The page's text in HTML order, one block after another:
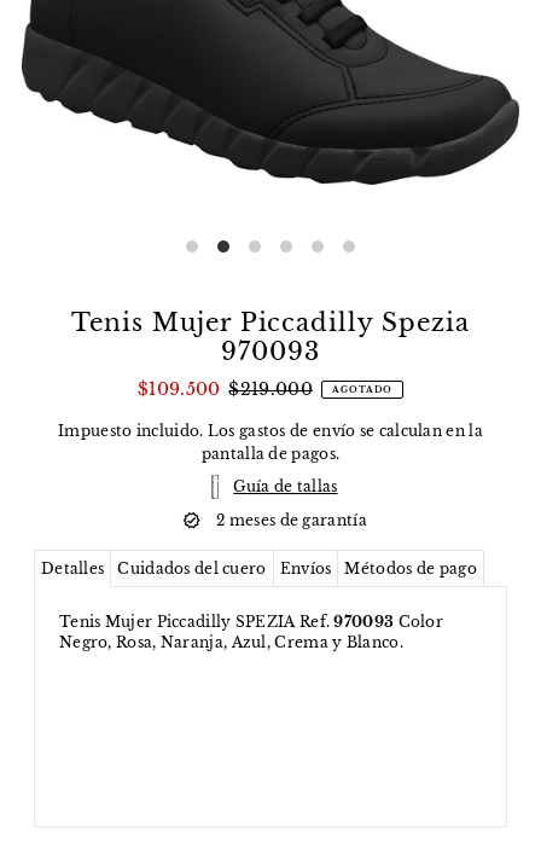
Tenis Mujer Piccadilly Spezia
970093
$109.500 $219.000 AGOTADO
Impuesto incluido. Los gastos de envío se calculan en la
pantalla de pagos.
Guía de tallas
2 meses de garantía
Detalles Cuidados del cuero Envíos Métodos de pago
Tenis Mujer Piccadilly SPEZIA Ref.970093 Color
Negro, Rosa, Naranja, Azul, Crema y Blanco.